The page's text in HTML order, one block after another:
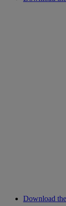
Download